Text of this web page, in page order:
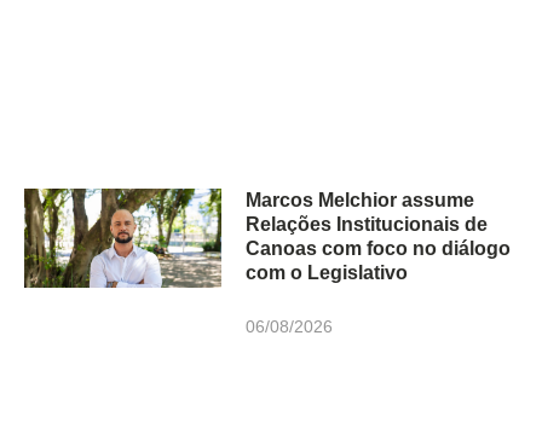
Marcos Melchior assume
Relações Institucionais de
Canoas com foco no diálogo
com o Legislativo
06/08/2026